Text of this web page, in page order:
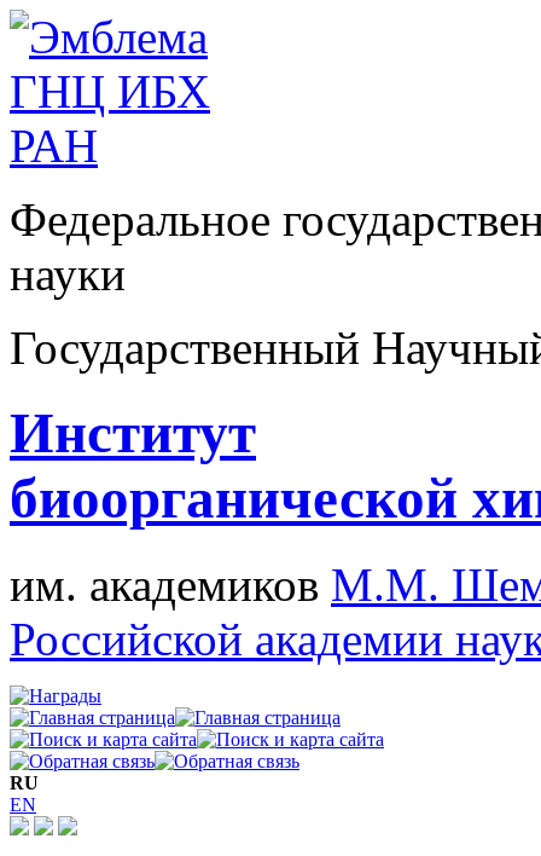
Федеральное
науки
Государственный
Институт
биоорганической
им. академиков М.М.
Российской академии
RU
EN